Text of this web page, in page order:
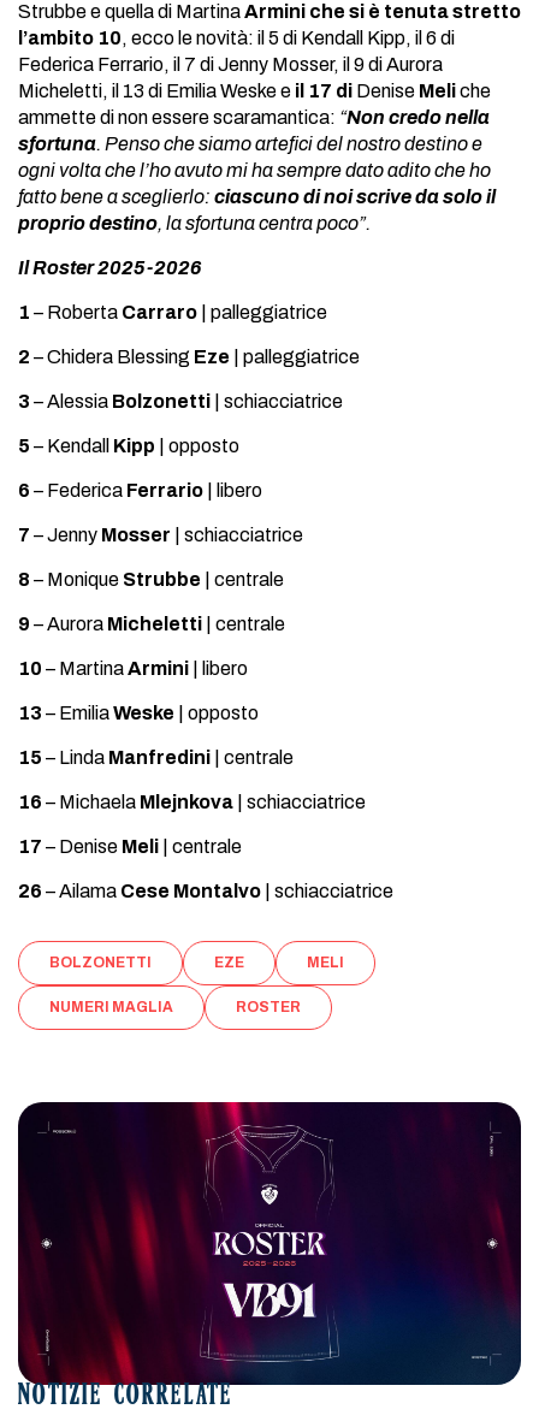
NOTIZIE CORRELATE
Strubbe e quella di MartinaArmini che si è tenuta stretto
l’ambito 10, ecco le novità: il 5 di Kendall Kipp, il 6 di
Federica Ferrario, il 7 di Jenny Mosser, il 9 di Aurora
Micheletti, il 13 di Emilia Weske e il 17 di Denise Meliche
ammette di non essere scaramantica: “Non credo nella
sfortuna. Penso che siamo artefici del nostro destino e
ogni volta che l’ho avuto mi ha sempre dato adito che ho
fatto bene a sceglierlo: ciascuno di noi scrive da solo il
proprio destino, la sfortuna centra poco”.
Il Roster 2025-2026
1 – Roberta Carraro | palleggiatrice
2 – Chidera Blessing Eze | palleggiatrice
3 – Alessia Bolzonetti | schiacciatrice
5 – Kendall Kipp | opposto
6 – Federica Ferrario | libero
7 – Jenny Mosser | schiacciatrice
8 – Monique Strubbe | centrale
9 – Aurora Micheletti | centrale
10 – MartinaArmini | libero
13 – EmiliaWeske | opposto
15 – Linda Manfredini | centrale
16 – Michaela Mlejnkova | schiacciatrice
17 – Denise Meli | centrale
26 – Ailama Cese Montalvo | schiacciatrice
BOLZONETTI EZE MELI
NUMERI MAGLIA ROSTER